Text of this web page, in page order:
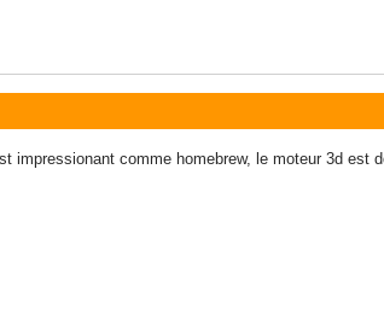
impressionant comme homebrew, le moteur 3d est